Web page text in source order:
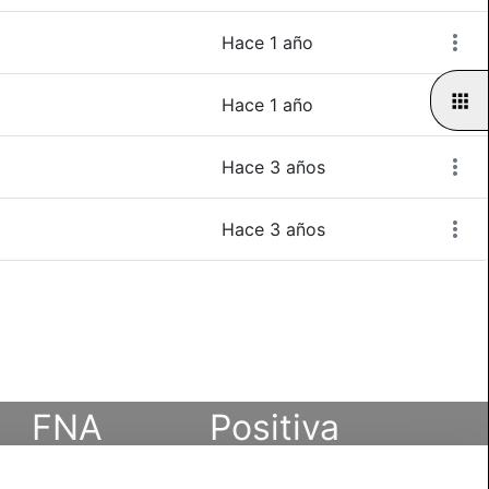
Hace 1 año
Hace 1 año
Hace 3 años
Hace 3 años
FNA Positiva